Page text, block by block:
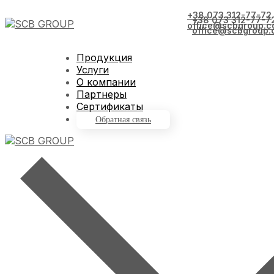
+38 073 312-77-
Продукция
Услуги
О компании
Партнеры
Сертификаты
Обратная связь
+38 073 312-77-72